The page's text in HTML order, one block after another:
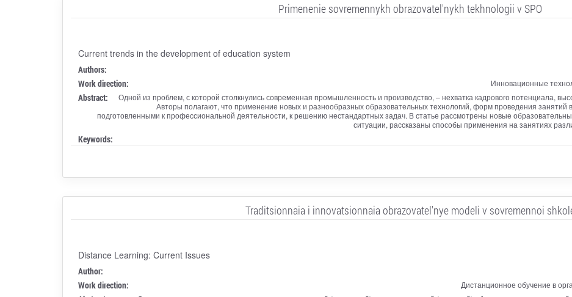
Primenenie sovremennykh obrazovatel'nykh tekhnologii v SPO
Current trends in the development of education system
Authors:
Work direction: Инновационные
Abstract:
Одной из проблем, с которой столкнулись современная промышленность и производство, – нехватка кадрового потенциала,
Авторы полагают, что применение новых и разнообразных образовательных технологий, форм проведения занятий
подготовленными к профессиональной деятельности, к решению нестандартных задач. В статье рассмотрены новые
ситуации, рассказаны способы применения на занятиях
Keywords:
Traditsionnaia i innovatsionnaia obrazovatel'nye modeli v sovremennoi
Distance Learning: Current Issues
Author:
Work direction: Дистанционное обучение в